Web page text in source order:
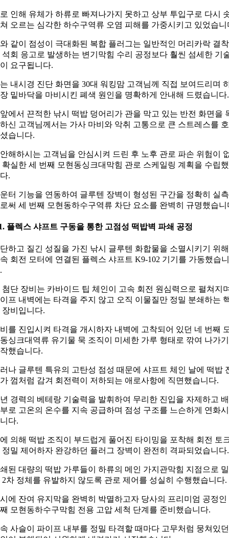
인해 유체가 하류로 빠져나가지 못하고 상부 투입구로 다시
오르는 심각한 하수구역류 오염 피해를 가중시키고 있었습니
같이 점성이 극대화된 복합 플러그는 일반적인 머리카락 결
석회 응고로 발생하는 변기막힘 수리 공정보다 훨씬 섬세한 기
요구됩니다.
내시경 진단 화면을 30대 워킹맘 고객님께 직접 보여드리며
밑바닥을 마비시킨 폐색 원인을 명확하게 안내해 드렸습니다.
에서 끈적한 낚시 떡밥 덩어리가 관을 막고 있는 반전 화면을
신 고객님께서는 가사 마비와 악취 고통으로 큰 스트레스를
습니다.
해하시는 고객님을 안심시켜 드린 후 노후 관로 파손 위험이
확실한 세 번째 모현동싱크대막힘 관로 스케일링 계획을 수립
.
터 기능을 연동하여 글루텐 장벽이 형성된 구간을 정확히 실
써 세 번째 모현동하수구역류 차단 요소를 완벽히 규명했습니
플렉스 샤프트 구동을 통한 고점성 떡밥벽 파쇄 공정
하고 질긴 성질을 가진 낚시 글루텐 화합물을 소멸시키기 위해
회전 모터에 연결된 플렉스 샤프트 K9-102 기기를 가동했습니
첨단 장비는 카바이드 팁 체인이 고속 회전 원심력으로 펼쳐지
프 내벽에는 타격을 주지 않고 오직 이물질만 정밀 분쇄하는
장비입니다.
를 진입시켜 타격을 개시하자 내벽에 고착되어 있던 네 번째
싱크대역류 유기물 묵 조직이 미세한 가루 형태로 깎여 나가기
했습니다.
나 글루텐 특유의 고탄성 점성 때문에 샤프트 체인 날에 떡밥
껌처럼 감겨 회전력이 저하되는 애로사항에 직면했습니다.
경력의 베테랑 기술력을 발휘하여 무리한 진입을 자제하고
로 고온의 온수를 지속 공급하며 점성 구조를 느슨하게 연화
다.
의해 떡밥 조직이 부드럽게 풀어진 타이밍을 포착해 회전 토
정밀 제어하자 완강하던 플러그 장벽이 완전히 격파되었습니다.
된 대량의 떡밥 가루들이 하류의 메인 가지관막힘 지점으로
2차 정체를 유발하지 않도록 관로 제어를 성실히 수행했습니다.
에 잔여 유지막을 완벽히 박멸하고자 당사의 프리미엄 공정인
모현동하수구막힘 전용 고압 세척 단계를 준비했습니다.
사슬이 파이프 내부를 정밀 타격할 때마다 고무처럼 뭉쳐있던